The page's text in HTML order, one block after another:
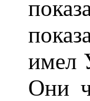
имел
Они